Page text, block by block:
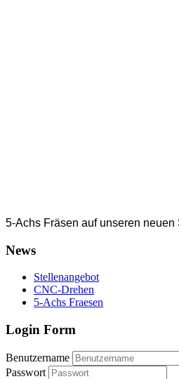
5-Achs Fräsen auf unseren neuen
News
Stellenangebot
CNC-Drehen
5-Achs Fraesen
Login Form
Benutzername
Passwort